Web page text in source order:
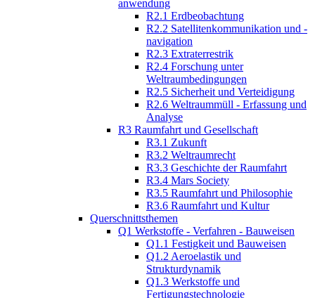
anwendung
R2.1 Erdbeobachtung
R2.2 Satellitenkommunikation und -
navigation
R2.3 Extraterrestrik
R2.4 Forschung unter
Weltraumbedingungen
R2.5 Sicherheit und Verteidigung
R2.6 Weltraummüll - Erfassung und
Analyse
R3 Raumfahrt und Gesellschaft
R3.1 Zukunft
R3.2 Weltraumrecht
R3.3 Geschichte der Raumfahrt
R3.4 Mars Society
R3.5 Raumfahrt und Philosophie
R3.6 Raumfahrt und Kultur
Querschnittsthemen
Q1 Werkstoffe - Verfahren - Bauweisen
Q1.1 Festigkeit und Bauweisen
Q1.2 Aeroelastik und
Strukturdynamik
Q1.3 Werkstoffe und
Fertigungstechnologie